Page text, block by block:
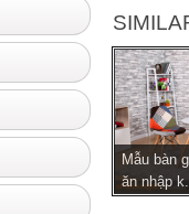
Mẫu bàn
ăn nhập